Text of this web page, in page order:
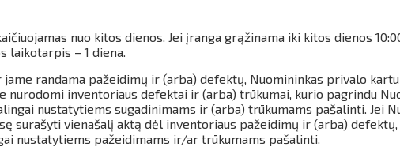
nuo kitos dienos. Jei įranga grąžinama iki kitos dienos
laikotarpis – 1 diena.
randama pažeidimų ir (arba) defektų, Nuomininkas privalo
inventoriaus defektai ir (arba) trūkumai, kurio pagrindu
nustatytiems sugadinimams ir (arba) trūkumams pašalinti. Jei
surašyti vienašalį aktą dėl inventoriaus pažeidimų ir (arba)
nustatytiems pažeidimams ir/ar trūkumams pašalinti.